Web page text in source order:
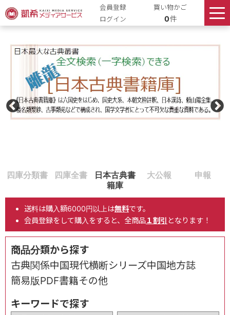
会員登録
ログイン
買い物かご
0件
送料は購入額6000円以上は無料です。
会員登録をして購入をすると、全商品１割引 となります！
商品分類から探す
古典関係中国現代横断シリーズ中国地方誌
簡易版PDF書籍その他
キーワードで探す